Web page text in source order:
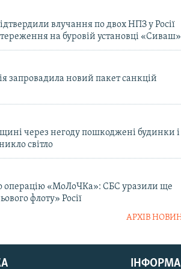
влучання по двох НПЗ у Росії
на буровій установці «Сиваш»
запровадила новий пакет санкцій
через негоду пошкоджені будинки і
світло
операцію «МоЛоЧКа»: СБС уразили ще
флоту» Росії
АРХІВ